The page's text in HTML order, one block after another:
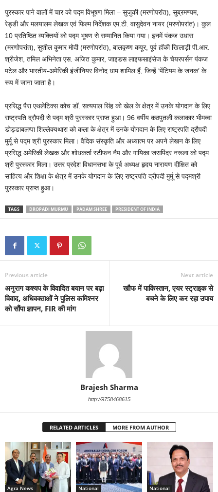
पुरस्कार पाने वालों में चार को पद्म विभूषण मिला – सुजुकी (मरणोपरांत), सुब्रमण्यम,
रेड्डी और मलयालम लेखक एवं फिल्म निर्देशक एम.टी. वासुदेवन नायर (मरणोपरांत)। कुल
10 प्रतिष्ठित व्यक्तियों को पद्म भूषण से सम्मानित किया गया। इनमें पंकज उधास
(मरणोपरांत), सुशील कुमार मोदी (मरणोपरांत), बालकृष्ण कपूर, पूर्व हॉकी खिलाड़ी पी.आर.
श्रीजेश, तमिल अभिनेता एस. अजित कुमार, जाइडस लाइफसाइंसेज के चेयरपर्सन पंकज
पटेल और भारतीय-अमेरिकी इंजीनियर विनोद धाम शामिल हैं, जिन्हें ‘पेंटियम के जनक’ के
रूप में जाना जाता है।
प्रसिद्ध पैरा एथलेटिक्स कोच डॉ. सत्यपाल सिंह को खेल के क्षेत्र में उनके योगदान के लिए
राष्ट्रपति द्रौपदी से पद्म श्री पुरस्कार प्राप्त हुआ। 96 वर्षीय कठपुतली कलाकार भीमव्वा
डोड्डाबलप्पा शिल्लेक्यथारा को कला के क्षेत्र में उनके योगदान के लिए राष्ट्रपति द्रौपदी
मुर्मू से पद्म श्री पुरस्कार मिला। वैदिक संस्कृति और अध्यात्म पर अपने लेखन के लिए
प्रसिद्ध अमेरिकी लेखक और शोधकर्ता स्टीफन नैप और गायिका जसपिंदर नरूला को पद्म
श्री पुरस्कार मिला। उत्तर प्रदेश विधानसभा के पूर्व अध्यक्ष हृदय नारायण दीक्षित को
साहित्य और शिक्षा के क्षेत्र में उनके योगदान के लिए राष्ट्रपति द्रौपदी मुर्मू से पद्मश्री
पुरस्कार प्राप्त हुआ।
TAGS DROPADI MURMU PADAM SHREE PRESIDENT OF INDIA
Previous article
अनुराग कश्यप के विवादित बयान पर बढ़ा
विवाद, अधिवक्ताओं ने पुलिस कमिश्नर
को सौंपा ज्ञापन, FIR की मांग
Next article
खौफ में पाकिस्तान, एयर स्ट्राइक से
बचने के लिए कर रहा उपाय
Brajesh Sharma
http://9758468615
RELATED ARTICLES MORE FROM AUTHOR
Agra News National National